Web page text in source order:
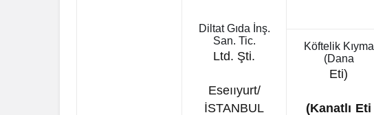
Diltat Gıda İnş.
San. Tic.
Ltd. Şti.
Eseııyurt/
İSTANBUL
Köftelik Kıyma
(Dana
Eti)
(Kanatlı Eti